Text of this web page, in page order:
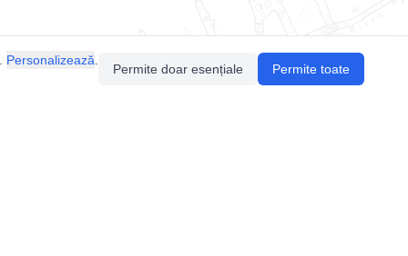
Personalizează
Permite doar esențiale Permite toate